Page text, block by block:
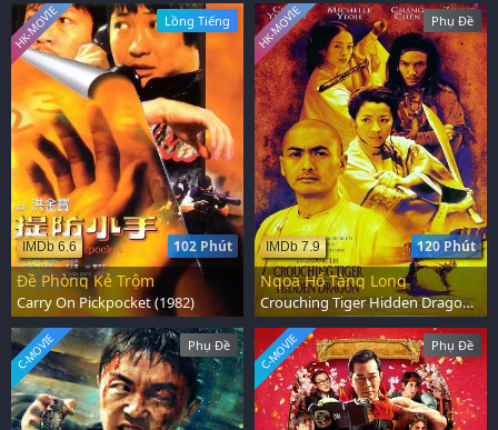
Lồng Tiếng
102 Phút
IMDb 6.6
HK-MOVIE
Đề Phòng Kẻ Trộm
Carry On Pickpocket (1982)
Phụ Đề
120 Phút
IMDb 7.9
HK-MOVIE
Ngọa Hổ Tàng Long
Crouching Tiger Hidden Dragon (2000)
Phụ Đề
C-MOVIE Phụ Đề
C-MOVIE